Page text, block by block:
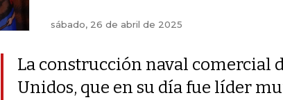
sábado, 26 de abril de 2025
La construcción naval comercial
Unidos, que en su día fue líder